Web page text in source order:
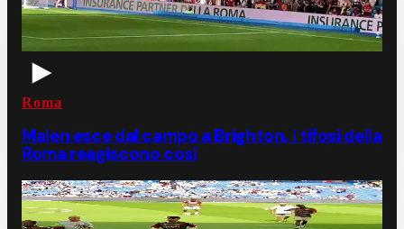
Roma
Malen esce dal campo a Brighton, i tifosi della
Roma reagiscono così